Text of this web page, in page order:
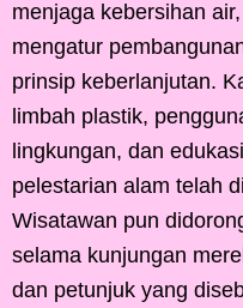
menjaga kebersihan
mengatur
prinsip keberlanjutan.
limbah plastik,
lingkungan, dan
pelestarian alam telah
Wisatawan pun
selama kunjungan
dan petunjuk yang